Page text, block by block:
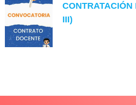
CONTRATACIÓN
III)